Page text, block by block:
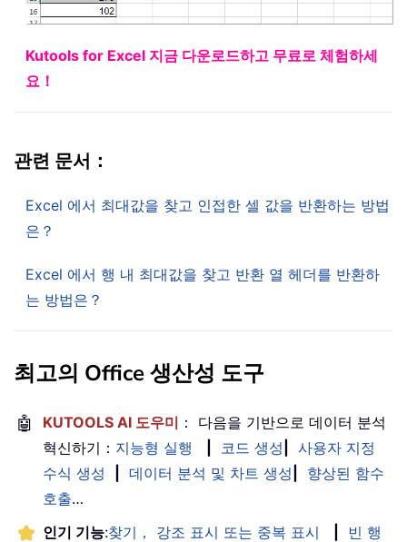
Kutools for Excel 지금 다운로드하고 무료로 체험하세
요！
관련 문서：
Excel 에서 최대값을 찾고 인접한 셀 값을 반환하는 방법
은？
Excel 에서 행 내 최대값을 찾고 반환 열 헤더를 반환하
는 방법은？
최고의 Office 생산성 도구
🤖 KUTOOLS AI 도우미 ： 다음을 기반으로 데이터 분석
혁신하기： 지능형 실행 코드 생성
사용자 지정
수식 생성
데이터 분석 및 차트 생성
향상된 함수
호출…
인기 기능:찾기， 강조 표시 또는 중복 표시
빈 행